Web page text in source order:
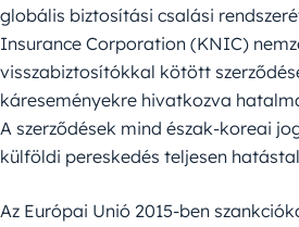
globális biztosítási csalási
Insurance Corporation (KNIC)
visszabiztosítókkal kötött
káreseményekre hivatkozva
A szerződések mind észak-koreai
külföldi pereskedés teljesen
Az Európai Unió 2015-ben